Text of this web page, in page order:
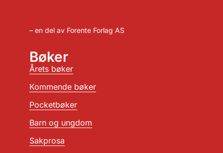
– en del av Forente Forlag AS
Bøker
Årets bøker
Kommende bøker
Pocketbøker
Barn og ungdom
Sakprosa